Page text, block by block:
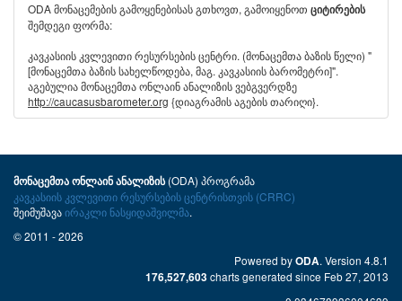
ODA მონაცემების გამოყენებისას გთხოვთ, გამოიყენოთ ციტირების
შემდეგი ფორმა:
კავკასიის კვლევითი რესურსების ცენტრი. (მონაცემთა ბაზის წელი) "
[მონაცემთა ბაზის სახელწოდება, მაგ. კავკასიის ბარომეტრი]".
აგებულია მონაცემთა ონლაინ ანალიზის ვებგვერდზე
http://caucasusbarometer.org {დიაგრამის აგების თარიღი}.
მონაცემთა ონლაინ ანალიზის(ODA) პროგრამა
კავკასიის კვლევითი რესურსების ცენტრისთვის (CRRC)
შეიმუშავაირაკლი ნასყიდაშვილმა.
© 2011 - 2026
Powered byODA. Version 4.8.1
176,527,603 charts generated since Feb 27, 2013